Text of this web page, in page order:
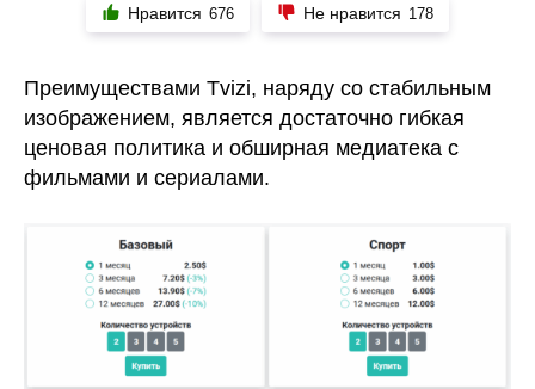
Нравится 676 Не нравится 178
Преимуществами Tvizi, наряду со стабильным
изображением, является достаточно гибкая
ценовая политика и обширная медиатека с
фильмами и сериалами.